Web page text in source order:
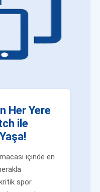
Her Yere
ile
içinde en
spor